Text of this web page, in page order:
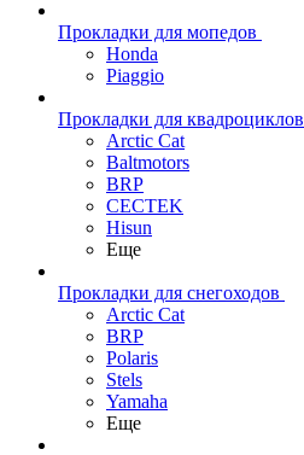
Прокладки для мопедов
Honda
Piaggio
Прокладки для квадроциклов
Arctic Cat
Baltmotors
BRP
CECTEK
Hisun
Еще
Прокладки для снегоходов
Arctic Cat
BRP
Polaris
Stels
Yamaha
Еще